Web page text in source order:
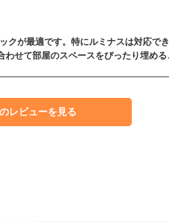
クが最適です。特にルミナスは対応
せて部屋のスペースをぴったり埋める
レビューを見る